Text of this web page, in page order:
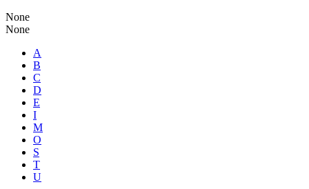
None
None
A
B
C
D
E
I
M
O
S
T
U